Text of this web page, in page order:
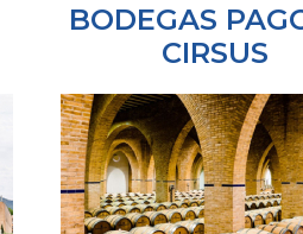
BODEGAS
CIRSUS